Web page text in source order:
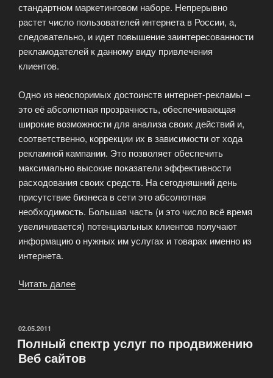
стандартном маркетинговом наборе. Непрерывно
растет число пользователей интернета в России, а,
следовательно, и идет повышение заинтересованности
рекламодателей к данному виду привлечения
клиентов.
Одно из неоспоримых достоинств интернет-рекламы –
это её абсолютная прозрачность, обеспечивающая
широкие возможности для анализа своих действий и,
соответственно, коррекции их в зависимости от хода
рекламной кампании. Это позволяет обеспечить
максимально высокие показатели эффективности
расходования своих средств. На сегодняшний день
присутствие бизнеса в сети это абсолютная
необходимость. Большая часть (и это число всё время
увеличивается) потенциальных клиентов получают
информацию о нужных им услугах и товарах именно из
интернета.
Читать далее
веб-
маркетингом»
ОПУБЛИКОВАНО
02.05.2011
Полный спектр услуг по продвижению
Веб сайтов